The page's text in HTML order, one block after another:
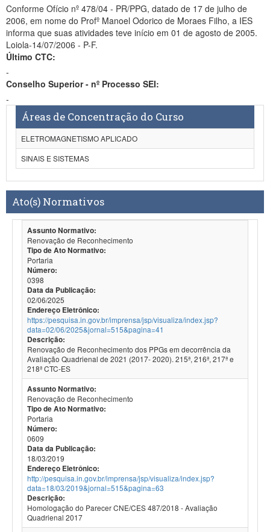
Conforme Ofício nº 478/04 - PR/PPG, datado de 17 de julho de
2006, em nome do Profº Manoel Odorico de Moraes Filho, a IES
informa que suas atividades teve início em 01 de agosto de 2005.
Loiola-14/07/2006 - P-F.
Último CTC:
-
Conselho Superior - nº Processo SEI:
-
Áreas de Concentração do Curso
ELETROMAGNETISMO APLICADO
SINAIS E SISTEMAS
Ato(s) Normativos
Assunto Normativo:
Renovação de Reconhecimento
Tipo de Ato Normativo:
Portaria
Número:
0398
Data da Publicação:
02/06/2025
Endereço Eletrônico:
https://pesquisa.in.gov.br/imprensa/jsp/visualiza/index.jsp?
data=02/06/2025&jornal=515&pagina=41
Descrição:
Renovação de Reconhecimento dos PPGs em decorrência da
Avaliação Quadrienal de 2021 (2017- 2020). 215ª, 216ª, 217ª e
218ª CTC-ES
Assunto Normativo:
Renovação de Reconhecimento
Tipo de Ato Normativo:
Portaria
Número:
0609
Data da Publicação:
18/03/2019
Endereço Eletrônico:
http://pesquisa.in.gov.br/imprensa/jsp/visualiza/index.jsp?
data=18/03/2019&jornal=515&pagina=63
Descrição:
Homologação do Parecer CNE/CES 487/2018 - Avaliação
Quadrienal 2017